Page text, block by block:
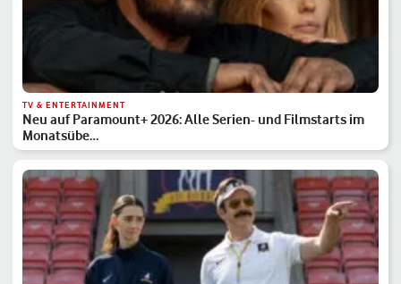
TV & ENTERTAINMENT
Neu auf Paramount+ 2026: Alle Serien- und Filmstarts im
Monatsübe…